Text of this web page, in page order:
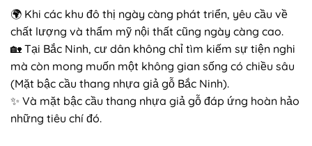
🌍 Khi các khu đô thị ngày càng phát triển, yêu cầu về
chất lượng và thẩm mỹ nội thất cũng ngày càng cao.
🏡 Tại Bắc Ninh, cư dân không chỉ tìm kiếm sự tiện nghi
mà còn mong muốn một không gian sống có chiều sâu
(Mặt bậc cầu thang nhựa giả gỗ Bắc Ninh).
✨ Và mặt bậc cầu thang nhựa giả gỗ đáp ứng hoàn hảo
những tiêu chí đó.